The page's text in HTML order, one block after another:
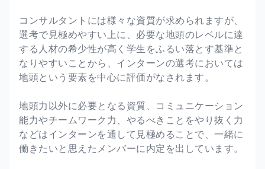
コンサルタントには様々な資質が求められますが、
選考で見極めやすい上に、必要な地頭のレベルに達
する人材の希少性が高く学生をふるい落とす基準と
なりやすいことから、インターンの選考においては
地頭という要素を中心に評価がなされます。
地頭力以外に必要となる資質、コミュニケーション
能力やチームワーク力、やるべきことをやり抜く力
などはインターンを通して見極めることで、一緒に
働きたいと思えたメンバーに内定を出しています。